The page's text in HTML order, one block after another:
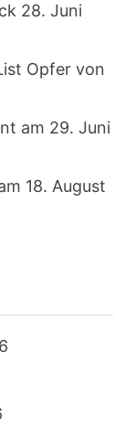
28. Juni
Opfer von
am 29. Juni
18. August